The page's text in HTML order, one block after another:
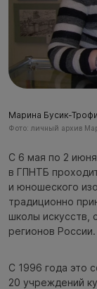
Марина Бусик-
Фото: личный архив
С 6 мая по 2
в ГПНТБ
и юношеского
традиционно
школы искусств,
регионов России.
С 1996 года это
20 учреждений